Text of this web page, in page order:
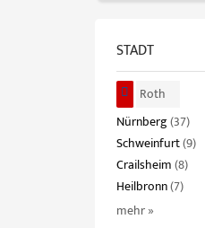
STADT
Roth
Nürnberg(37)
Schweinfurt(9)
Crailsheim(8)
Heilbronn(7)
mehr »